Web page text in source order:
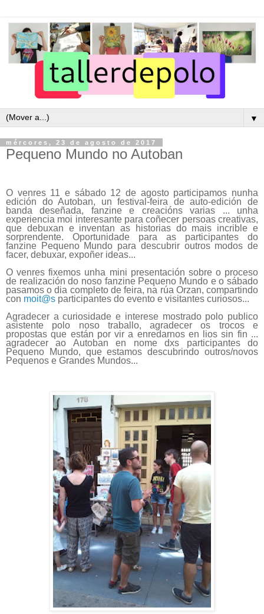
▼
mércores, 23 de agosto de 2017
Pequeno Mundo no Autoban
O venres 11 e sábado 12 de agosto participamos nunha
edición do Autoban, un festival-feira de auto-edición de
banda deseñada, fanzine e creacións varias ... unha
experiencia moi interesante para coñecer persoas creativas,
que debuxan e inventan as historias do mais incrible e
sorprendente. Oportunidade para as participantes do
fanzine Pequeno Mundo para descubrir outros modos de
facer, debuxar, expoñer ideas...
O venres fixemos unha mini presentación sobre o proceso
de realización do noso fanzine Pequeno Mundo e o sábado
pasamos o dia completo de feira, na rúa Orzan, compartindo
con moit@s participantes do evento e visitantes curiosos...
Agradecer a curiosidade e interese mostrado polo publico
asistente polo noso traballo, agradecer os trocos e
propostas que están por vir a enredarnos en lios sin fin ...
agradecer ao Autoban en nome dxs participantes do
Pequeno Mundo, que estamos descubrindo outros/novos
Pequenos e Grandes Mundos...